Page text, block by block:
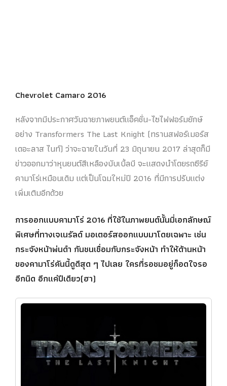
Chevrolet Camaro 2016
หลังจากมีประกาศวันฉายภาพยนต์แอ็คชั่น-ไซไฟฟอร์มยักษ์
อย่าง Transformers The Last Knight (ทรานสฟอร์เมอร์ส
เดอะลาส ไนท์) ว่าจะฉายในวันที่ 23 มิถุนายน 2017 ล่าสุดก็มี
ข่าวออกมาว่าหุนยนต์สีเหลืองบับเบิ้ลบี จะแสดงนำโดยรถซีรีย์
คามาโร่เหมือนเดิม แต่เป็นโฉมใหม่ปี 2016 ที่มีการปรับแต่ง
เพิ่มเติมอีกด้วย
การออกแบบคามาโร่ 2016 ที่ใช้ในภาพยนต์นั้นมี่เอกลักษณ์
พิเศษที่ทางเจเนรัลด์ มอเตอร์สออกแบบมาโดยเฉพาะ เช่น
กระจังหน้าพ่นดำ กันชนเชื่อมกับกระจังหน้า ทำให้ด้านหน้า
ของคามาโร่คันนี้ดูดีสุด ๆ ไปเลย ใครที่รอชมอยู่ก็อดใจรอ
อีกนิด อีกแค่ปีเดียว(ฮา)